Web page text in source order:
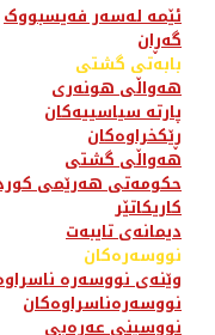
ئێمە لەسەر فەیسبووک
گەڕان
بابەتی گشتی
هەواڵی هونەری
پارتە سیاسییەکان
ڕێکخراوەکان
هەواڵی گشتی
حکومەتی هەرێمی
کاریکاتێر
دیمانەی تایبەت
نووسەرەکان
وێنەی نووسەرە
نووسەرەناسراوەکان
نووسینی عەرەبی